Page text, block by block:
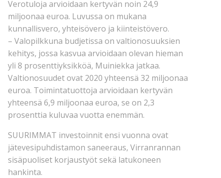
Verotuloja arvioidaan kertyvän noin 24,9
miljoonaa euroa. Luvussa on mukana
kunnallisvero, yhteisövero ja kiinteistövero.
– Valopilkkuna budjetissa on valtionosuuksien
kehitys, jossa kasvua arvioidaan olevan hieman
yli 8 prosenttiyksikköä, Muiniekka jatkaa.
Valtionosuudet ovat 2020 yhteensä 32 miljoonaa
euroa. Toimintatuottoja arvioidaan kertyvän
yhteensä 6,9 miljoonaa euroa, se on 2,3
prosenttia kuluvaa vuotta enemmän.
SUURIMMAT investoinnit ensi vuonna ovat
jätevesipuhdistamon saneeraus, Virranrannan
sisäpuoliset korjaustyöt sekä latukoneen
hankinta.